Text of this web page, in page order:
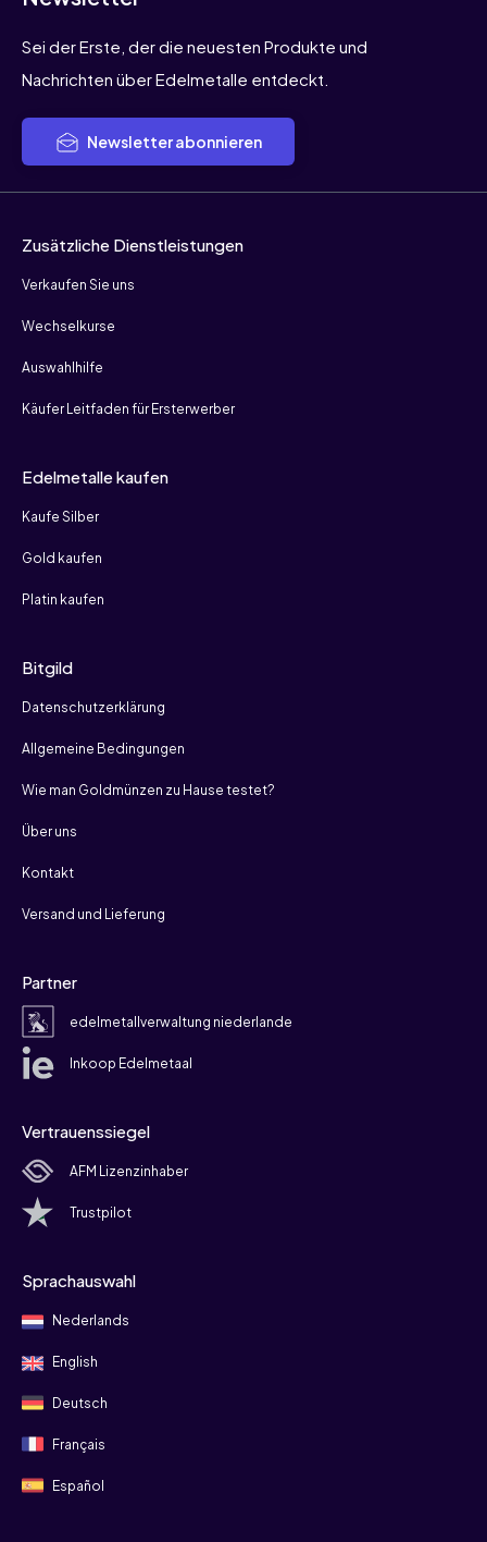
Sei der Erste, der die neuesten Produkte und
Nachrichten über Edelmetalle entdeckt.
Newsletter abonnieren
Zusätzliche Dienstleistungen
Verkaufen Sie uns
Wechselkurse
Auswahlhilfe
Käufer Leitfaden für Ersterwerber
Edelmetalle kaufen
Kaufe Silber
Gold kaufen
Platin kaufen
Bitgild
Datenschutzerklärung
Allgemeine Bedingungen
Wie man Goldmünzen zu Hause testet?
Über uns
Kontakt
Versand und Lieferung
Partner
edelmetallverwaltung niederlande
Inkoop Edelmetaal
Vertrauenssiegel
AFM Lizenzinhaber
Trustpilot
Sprachauswahl
Nederlands
English
Deutsch
Français
Español